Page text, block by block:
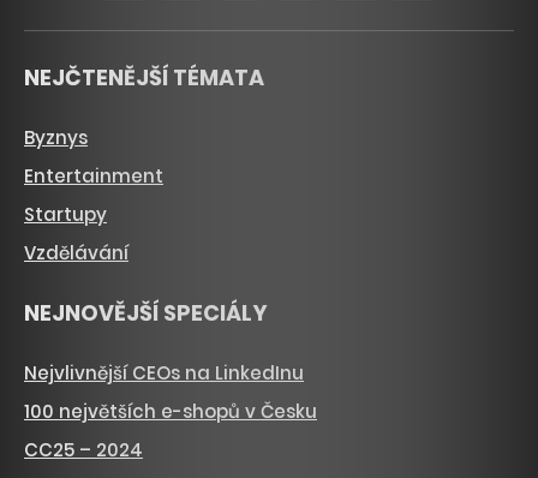
NEJČTENĚJŠÍ TÉMATA
Byznys
Entertainment
Startupy
Vzdělávání
NEJNOVĚJŠÍ SPECIÁLY
Nejvlivnější CEOs na LinkedInu
100 největších e-shopů v Česku
CC25 – 2024